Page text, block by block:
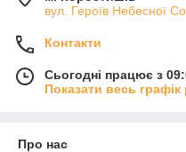
вул. Героїв Небесної
Контакти
Сьогодні працює з
Показати весь графік
Про нас